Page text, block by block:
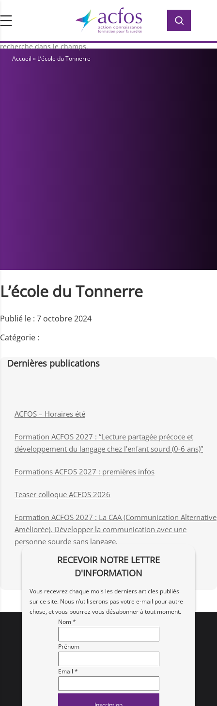
Rechercher :
d’ACFOS, qui contient plus de 400 PDF en
accès libre pour vous former ou vous
informer sur la surdité. Saisissez votre
recherche dans le champs.
Rechercher :
Accueil » L’école du Tonnerre
L’école du Tonnerre
Publié le : 7 octobre 2024
Catégorie :
Dernières publications
ACFOS – Horaires été
Formation ACFOS 2027 : “Lecture partagée précoce et
développement du langage chez l’enfant sourd (0-6 ans)”
Formations ACFOS 2027 : premières infos
Teaser colloque ACFOS 2026
Formation ACFOS 2027 : La CAA (Communication Alternative
Améliorée). Développer la communication avec une
personne sourde sans langage.
RECEVOIR NOTRE LETTRE
D'INFORMATION
Vous recevrez chaque mois les derniers articles publiés
sur ce site. Nous n’utiliserons pas votre e‑mail pour autre
chose, et vous pourrez vous désabonner à tout moment.
Nom *
Prénom
Email *